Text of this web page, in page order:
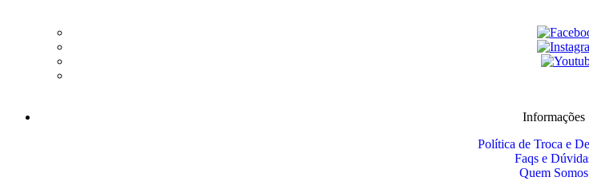
Informações
Política de Troca e
Faqs e
Quem Somos